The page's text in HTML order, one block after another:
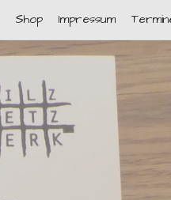
Shop Impressum